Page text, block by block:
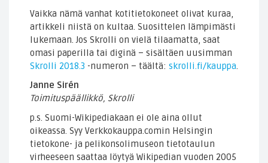
Vaikka nämä vanhat kotitietokoneet olivat kuraa,
artikkeli niistä on kultaa. Suosittelen lämpimästi
lukemaan. Jos Skrolli on vielä tilaamatta, saat
omasi paperilla tai diginä – sisältäen uusimman
Skrolli 2018.3 -numeron – täältä: skrolli.fi/kauppa
Janne Sirén
Toimituspäällikkö, Skrolli
p.s. Suomi-Wikipediakaan ei ole aina ollut
oikeassa. Syy Verkkokauppa.comin Helsingin
tietokone- ja pelikonsolimuseon tietotaulun
virheeseen saattaa löytyä Wikipedian vuoden 2005